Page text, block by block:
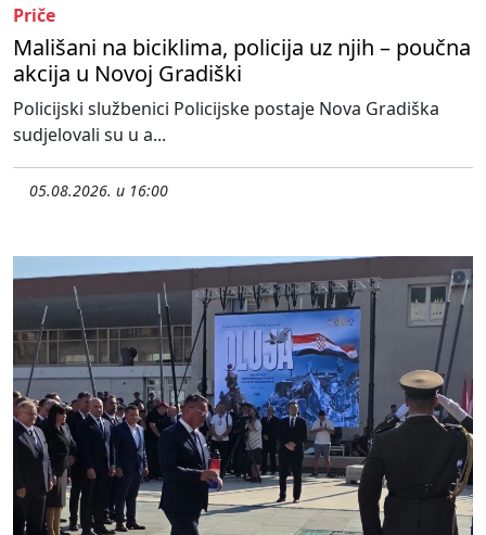
Priče
Mališani na biciklima, policija uz njih – poučna
akcija u Novoj Gradiški
Policijski službenici Policijske postaje Nova Gradiška
sudjelovali su u a...
05.08.2026. u 16:00